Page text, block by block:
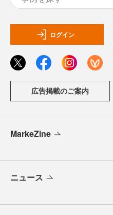
ログイン
広告掲載のご案内
MarkeZine
ニュース